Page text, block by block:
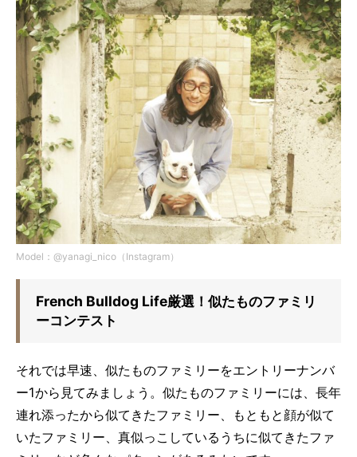
Model：@yanagi_nico（Instagram）
French Bulldog Life厳選！似たものファミリ
ーコンテスト
それでは早速、似たものファミリーをエントリーナンバ
ー1から見てみましょう。似たものファミリーには、長年
連れ添ったから似てきたファミリー、もともと顔が似て
いたファミリー、真似っこしているうちに似てきたファ